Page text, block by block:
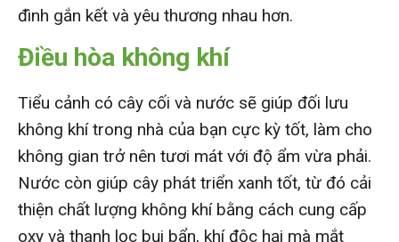
đình gắn kết và yêu thương nhau hơn.
Điều hòa không khí
Tiểu cảnh có cây cối và nước sẽ giúp đối lưu
không khí trong nhà của bạn cực kỳ tốt, làm cho
không gian trở nên tươi mát với độ ẩm vừa phải.
Nước còn giúp cây phát triển xanh tốt, từ đó cải
thiện chất lượng không khí bằng cách cung cấp
oxy và thanh lọc bụi bẩn, khí độc hại mà mắt